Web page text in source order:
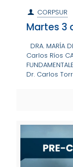
CORPSUR
Martes 3
DRA. MARÍA
Carlos Ríos
Dr. Carlos